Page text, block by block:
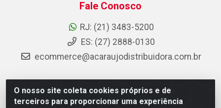
O nosso site coleta cookies próprios e de
terceiros para proporcionar uma experiência
Fale Conosco
RJ: (21) 3483-5200
ES: (27) 2888-0130
ecommerce@acaraujodistribuidora.com.br
AC Araujo Distribuidora - Rua Carneiro de Campos, 42 -